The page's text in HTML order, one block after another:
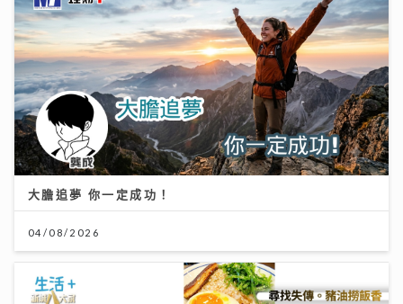
大膽追夢 你一定成功！
04/08/2026